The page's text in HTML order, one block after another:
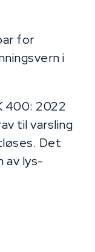
for
i
400: 2022
til varsling
Det
av lys-